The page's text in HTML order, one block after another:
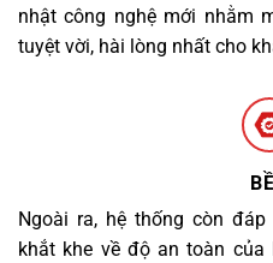
nhật công nghệ mới nhằm
tuyệt vời, hài lòng nhất cho
Ngoài ra, hệ thống còn
khắt khe về độ an toàn